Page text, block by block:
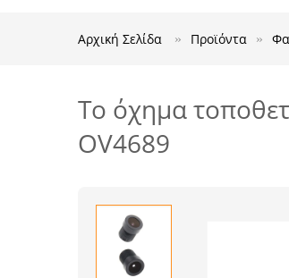
Αρχική Σελίδα Προϊόντα
Το όχημα
OV4689